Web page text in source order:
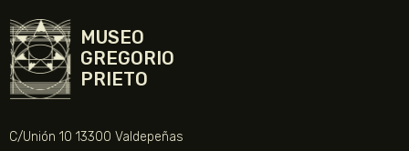
MUSEO
GREGORIO
PRIETO
C/Unión 10 13300 Valdepeñas